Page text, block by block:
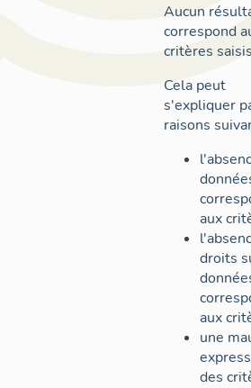
Aucun
correspond
critères
Cela peut
s'expliquer
raisons
aux
droits
aux
une
des